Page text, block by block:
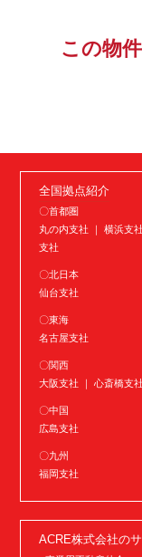
この物
全国拠点紹介
〇首都圏
丸の内支社 ｜ 横浜支
支社
〇北日本
仙台支社
〇東海
名古屋支社
〇関西
大阪支社 ｜ 心斎橋支
〇中国
広島支社
〇九州
福岡支社
ACRE株式会社の